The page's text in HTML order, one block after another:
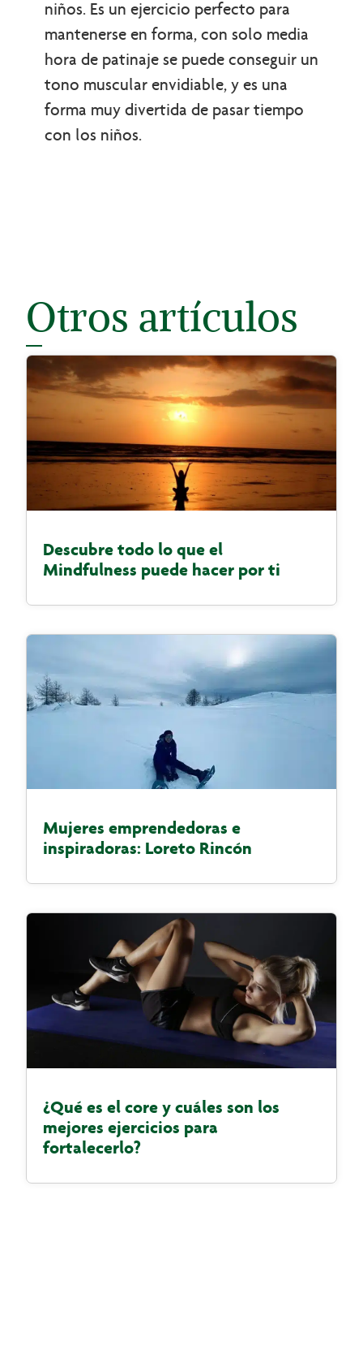
niños. Es un ejercicio perfecto para
mantenerse en forma, con solo media
hora de patinaje se puede conseguir un
tono muscular envidiable, y es una
forma muy divertida de pasar tiempo
con los niños.
Otros artículos
Descubre todo lo que el
Mindfulness puede hacer por ti
Mujeres emprendedoras e
inspiradoras: Loreto Rincón
¿Qué es el core y cuáles son los
mejores ejercicios para
fortalecerlo?